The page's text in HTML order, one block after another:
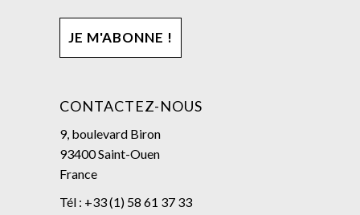
CONTACTEZ-NOUS
9, boulevard Biron
93400 Saint-Ouen
France
Tél : +33 (1) 58 61 37 33